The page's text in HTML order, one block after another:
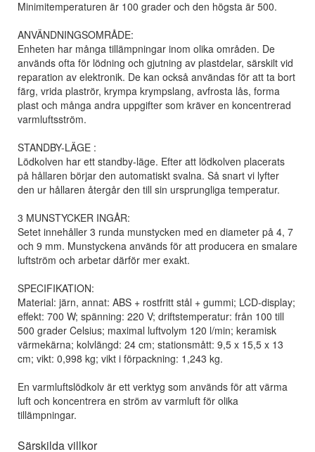
Minimitemperaturen är 100 grader och den högsta är 500.
ANVÄNDNINGSOMRÅDE:
Enheten har många tillämpningar inom olika områden. De
används ofta för lödning och gjutning av plastdelar, särskilt vid
reparation av elektronik. De kan också användas för att ta bort
färg, vrida plaströr, krympa krympslang, avfrosta lås, forma
plast och många andra uppgifter som kräver en koncentrerad
varmluftsström.
STANDBY-LÄGE :
Lödkolven har ett standby-läge. Efter att lödkolven placerats
på hållaren börjar den automatiskt svalna. Så snart vi lyfter
den ur hållaren återgår den till sin ursprungliga temperatur.
3 MUNSTYCKER INGÅR:
Setet innehåller 3 runda munstycken med en diameter på 4, 7
och 9 mm. Munstyckena används för att producera en smalare
luftström och arbetar därför mer exakt.
SPECIFIKATION:
Material: järn, annat: ABS + rostfritt stål + gummi; LCD-display;
effekt: 700 W; spänning: 220 V; driftstemperatur: från 100 till
500 grader Celsius; maximal luftvolym 120 l/min; keramisk
värmekärna; kolvlängd: 24 cm; stationsmått: 9,5 x 15,5 x 13
cm; vikt: 0,998 kg; vikt i förpackning: 1,243 kg.
En varmluftslödkolv är ett verktyg som används för att värma
luft och koncentrera en ström av varmluft för olika
tillämpningar.
Särskilda villkor